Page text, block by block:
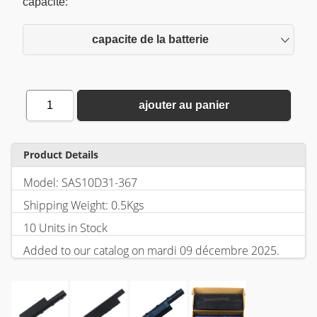
capacite de la batterie
1 ajouter au panier
Product Details
Model: SAS10D31-367
Shipping Weight: 0.5Kgs
10 Units in Stock
Added to our catalog on mardi 09 décembre 2025.